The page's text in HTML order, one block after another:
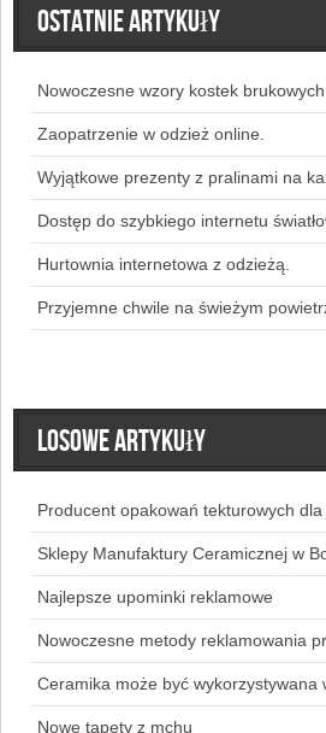
Ostatnie artykuły
Nowoczesne wzory kostek brukowych
Zaopatrzenie w odzież online.
Wyjątkowe prezenty z pralinami na
Dostęp do szybkiego internetu
Hurtownia internetowa z odzieżą.
Przyjemne chwile na świeżym
Losowe artykuły
Producent opakowań tekturowych
Sklepy Manufaktury Ceramicznej w
Najlepsze upominki reklamowe
Nowoczesne metody reklamowania
Ceramika może być wykorzystywana
Nowe tapety z mchu